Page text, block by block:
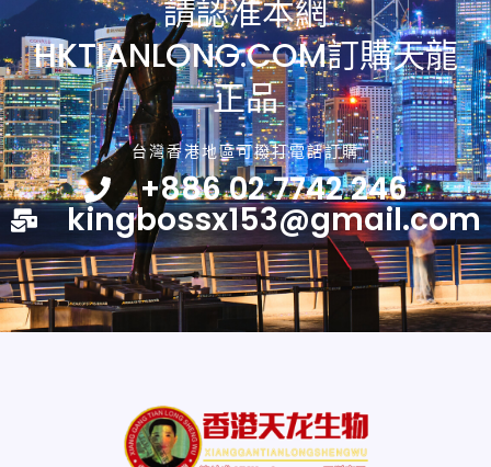
請認准本網
HKTIANLONG.COM訂購天龍
正品
台灣香港地區可撥打電話訂購
+886 02 7742 246
kingbossx153@gmail.com